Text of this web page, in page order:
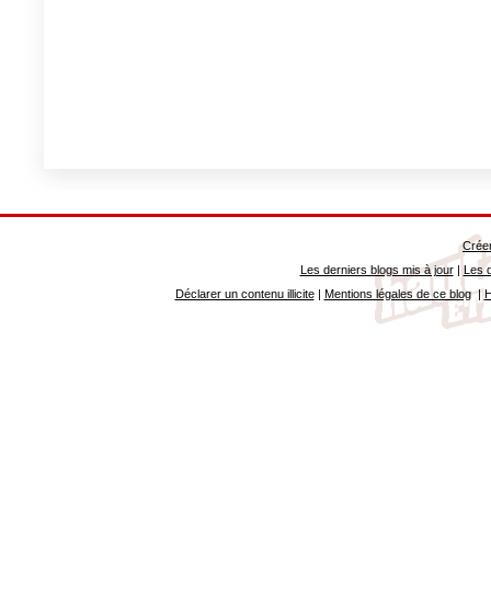
Les derniers blogs mis à jour| Les
Déclarer un contenu illicite| Mentions légales de ce blog|